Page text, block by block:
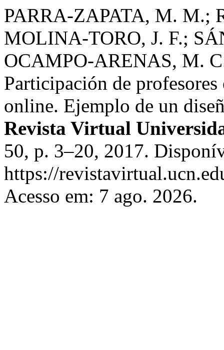
PARRA-ZAPATA, M. M.;
MOLINA-TORO, J. F.;
OCAMPO-ARENAS, M.
Participación de
online. Ejemplo de un
Revista Virtual
50, p. 3–20, 2017.
https://
Acesso em: 7 ago. 2026.